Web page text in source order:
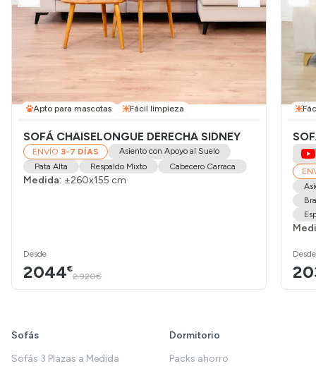
Apto para mascotas Fácil limpieza
SOFÁ CHAISELONGUE DERECHA SIDNEY
ENVÍO 3-7 DÍAS
Asiento con Apoyo al Suelo
Pata Alta
Respaldo Mixto Cabecero Carraca
Medida: ±260x155 cm
Desde
2044€
2.920€
Desde
Sofás
Sofás 3 Plazas a Medida
Dormitorio
Packs ahorro